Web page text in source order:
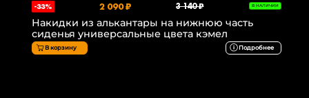
-33% 2 090 ₽ 3 140 ₽ В НАЛИЧИИ
Накидки из алькантары на нижнюю часть
сиденья универсальные цвета кэмел
В корзину Подробнее